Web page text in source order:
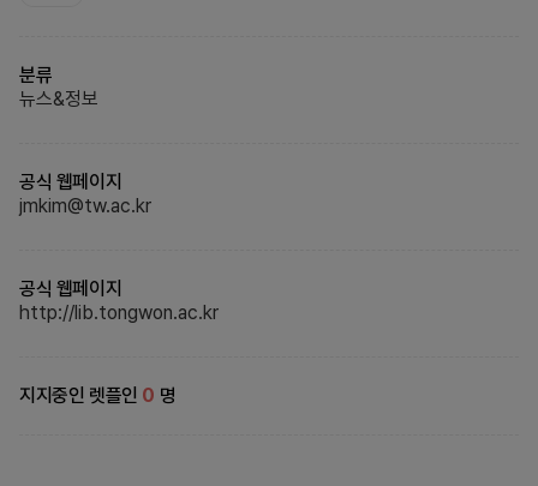
분류
뉴스&정보
공식 웹페이지
jmkim@tw.ac.kr
공식 웹페이지
http://lib.tongwon.ac.kr
지지중인 렛플인 0 명